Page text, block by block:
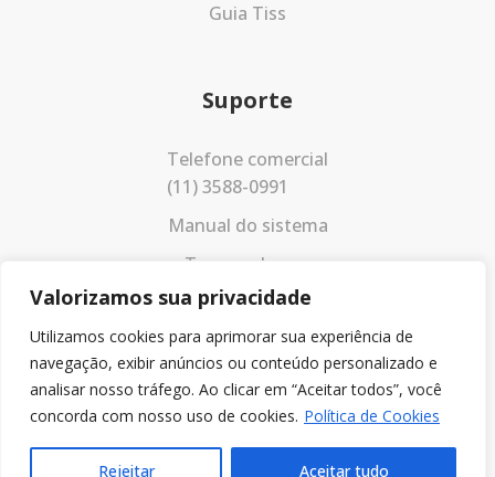
Valorizamos sua privacidade
Utilizamos cookies para aprimorar sua experiência de
navegação, exibir anúncios ou conteúdo personalizado e
analisar nosso tráfego. Ao clicar em “Aceitar todos”, você
concorda com nosso uso de cookies. Política de Cookies
Rejeitar Aceitar tudo
Guia Tiss
Suporte
Telefone comercial
(11) 3588-0991
Manual do sistema
Termos de uso
Política de privacidade